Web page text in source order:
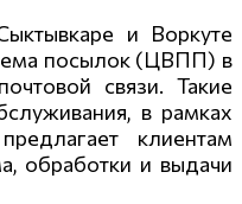
и Воркуте
посылок (ЦВПП) в
связи. Такие
в рамках
клиентам
обработки и выдачи